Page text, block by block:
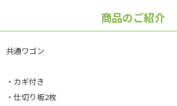
商品のご紹介
共通ワゴン
・カギ付き
・仕切り板2枚